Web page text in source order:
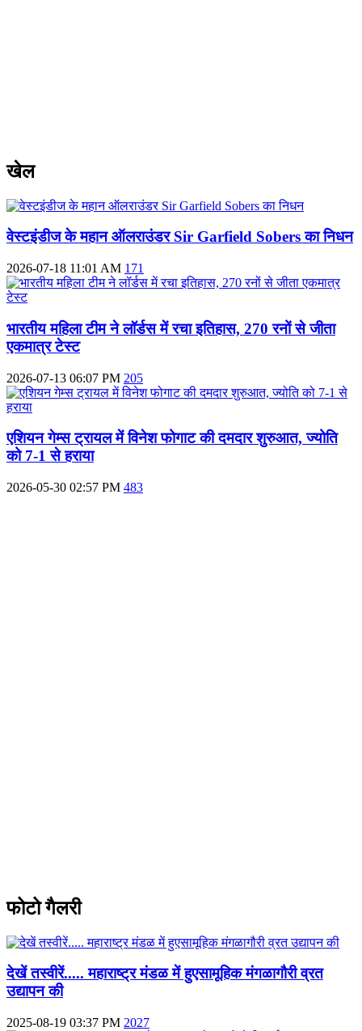
खेल
वेस्टइंडीज के महान ऑलराउंडर Sir Garfield Sobers का निधन
2026-07-18 11:01 AM 171
भारतीय महिला टीम ने लॉर्डस में रचा इतिहास, 270 रनों से जीता
एकमात्र टेस्ट
2026-07-13 06:07 PM 205
एशियन गेम्स ट्रायल में विनेश फोगाट की दमदार शुरुआत, ज्योति
को 7-1 से हराया
2026-05-30 02:57 PM 483
फोटो गैलरी
देखें तस्वीरें..... महाराष्ट्र मंडळ में हुएसामूहिक मंगळागौरी व्रत
उद्यापन की
2025-08-19 03:37 PM 2027